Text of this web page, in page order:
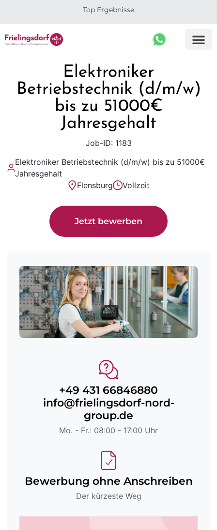
Top Ergebnisse
Elektroniker
Betriebstechnik (d/m/w)
bis zu 51000€
Jahresgehalt
Job-ID: 1183
Elektroniker Betriebstechnik (d/m/w) bis zu 51000€
Jahresgehalt
Flensburg
Vollzeit
Jetzt bewerben
+49 431 66846880
info@frielingsdorf-nord-
group.de
Mo. - Fr.: 08:00 - 17:00 Uhr
Bewerbung ohne Anschreiben
Der kürzeste Weg